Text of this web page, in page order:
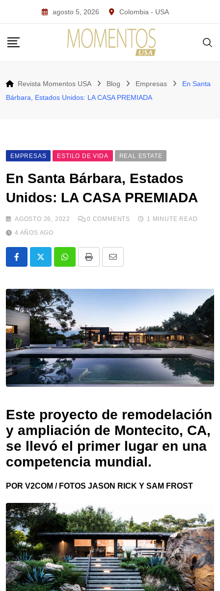
agosto 5, 2026 Colombia - USA
Revista Momentos USA Blog Empresas
En Santa
Bárbara, Estados Unidos: LA CASA PREMIADA
EMPRESAS ESTILO DE VIDA REAL ESTATE
En Santa Bárbara, Estados
Unidos: LA CASA PREMIADA
AGOSTO 26, 2022 0 COMMENTS
1 MINUTE READ
4 AÑOS AGO
Whatsapp
Print
Email
Este proyecto de remodelación
y ampliación de Montecito, CA,
se llevó el primer lugar en una
competencia mundial.
POR V2COM / FOTOS JASON RICK Y SAM FROST